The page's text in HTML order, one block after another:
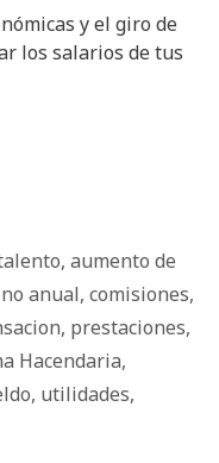
y el giro de
los salarios de tus
, aumento de
anual, comisiones,
, prestaciones,
Hacendaria,
, utilidades,